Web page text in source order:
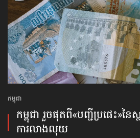
កម្ពុជា
កម្ពុជា រួចផុតពី«បញ្ជីប្រផេះ»​នៃ
ការលាងលុយ